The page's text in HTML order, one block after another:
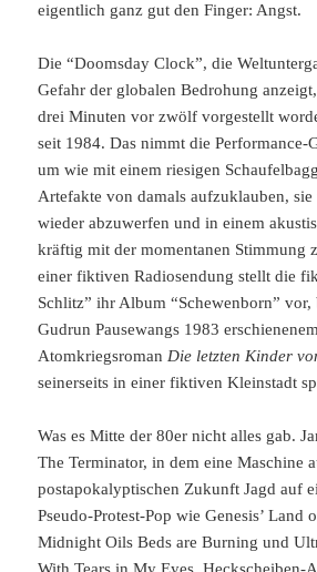
eigentlich ganz gut den Finger: Angst.
Die “Doomsday Clock”, die
Gefahr der globalen Bedrohung
drei Minuten vor zwölf vorgestellt
seit 1984. Das nimmt die Performance-
um wie mit einem riesigen
Artefakte von damals aufzuklauben, sie
wieder abzuwerfen und in einem
kräftig mit der momentanen Stimmung
einer fiktiven Radiosendung stellt die
Schlitz” ihr Album “Schewenborn” vor,
Gudrun Pausewangs 1983
AtomkriegsromanDie letzten Kinder
seinerseits in einer fiktiven Kleinstadt
Was es Mitte der 80er nicht alles gab.
The Terminator, in dem eine Maschine
postapokalyptischen Zukunft Jagd auf
Pseudo-Protest-Pop wie Genesis’ Land
Midnight Oils Beds are Burning und